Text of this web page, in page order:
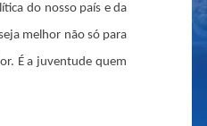
do nosso país e da
melhor não só para
É a juventude quem